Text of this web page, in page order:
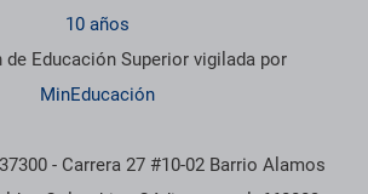
10 años
Educación Superior vigilada por
MinEducación
- Carrera 27 #10-02 Barrio Alamos